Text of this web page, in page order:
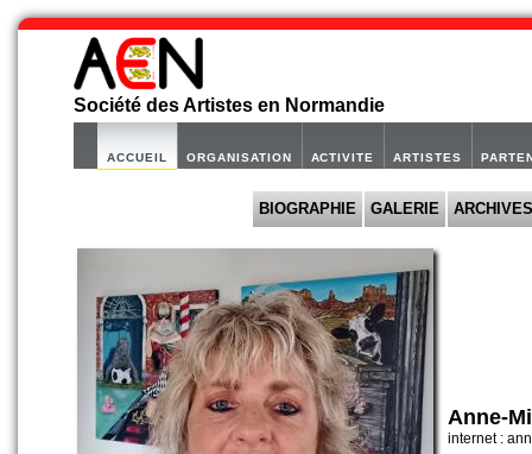
Société des Artistes en Normandie
ACCUEIL ORGANISATION ACTIVITE ARTISTES
BIOGRAPHIE GALERIE ARCHIVES
Anne-
internet :